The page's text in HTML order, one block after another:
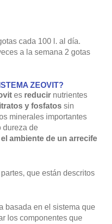
cada 100 l. al día.
a la semana 2 gotas
ZEOVIT?
es reducir nutrientes
y fosfatos sin
minerales importantes
dureza de
ambiente de un arrecife
que están descritos
basada en el sistema que
los componentes que